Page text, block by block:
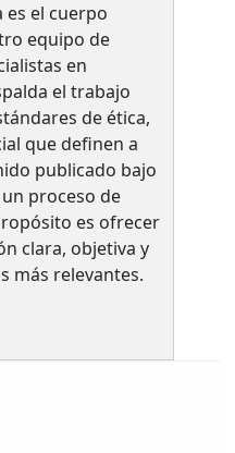
es el cuerpo
equipo de
en
el trabajo
de ética,
que definen a
publicado bajo
proceso de
es ofrecer
clara, objetiva y
más relevantes.